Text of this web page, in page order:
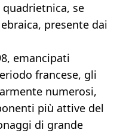
se
presente dai
emancipati
francese, gli
numerosi,
più attive del
di grande